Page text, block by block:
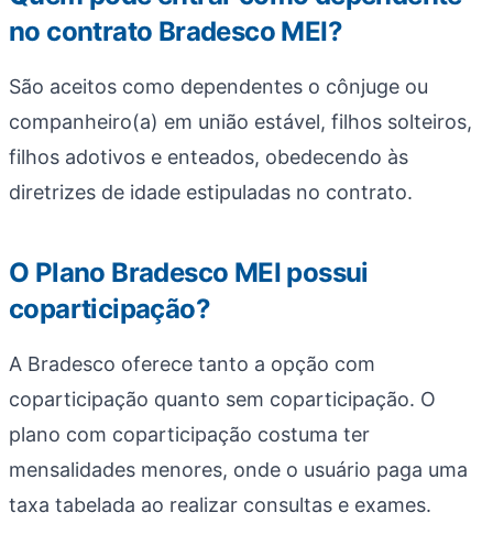
no contrato Bradesco MEI?
São aceitos como dependentes o cônjuge ou
companheiro(a) em união estável, filhos solteiros,
filhos adotivos e enteados, obedecendo às
diretrizes de idade estipuladas no contrato.
O Plano Bradesco MEI possui
coparticipação?
A Bradesco oferece tanto a opção com
coparticipação quanto sem coparticipação. O
plano com coparticipação costuma ter
mensalidades menores, onde o usuário paga uma
taxa tabelada ao realizar consultas e exames.